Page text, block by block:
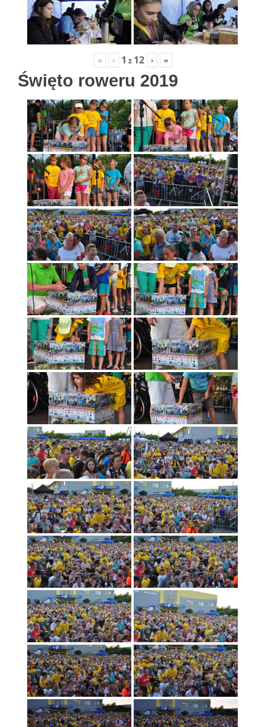
« ‹ 1 z 12 › »
Święto roweru 2019